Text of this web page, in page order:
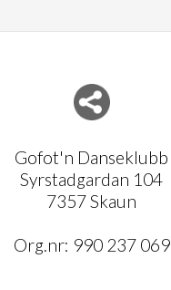
Gofot'n Danseklubb
Syrstadgardan 104
7357 Skaun
Org.nr: 990 237 069